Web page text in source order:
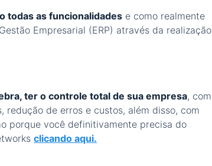
todas as funcionalidades e como realmente
Empresarial (ERP) através da realização
ter o controle total de sua empresa, com
de erros e custos, além disso, com
porque você definitivamente precisa do
clicando aqui.